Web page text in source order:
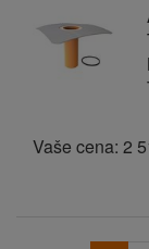
Vaše cena: 2